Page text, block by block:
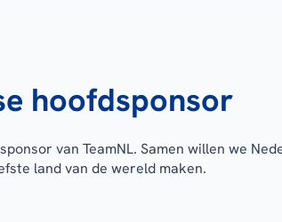
hoofdsponsor
van TeamNL. Samen willen we
land van de wereld maken.